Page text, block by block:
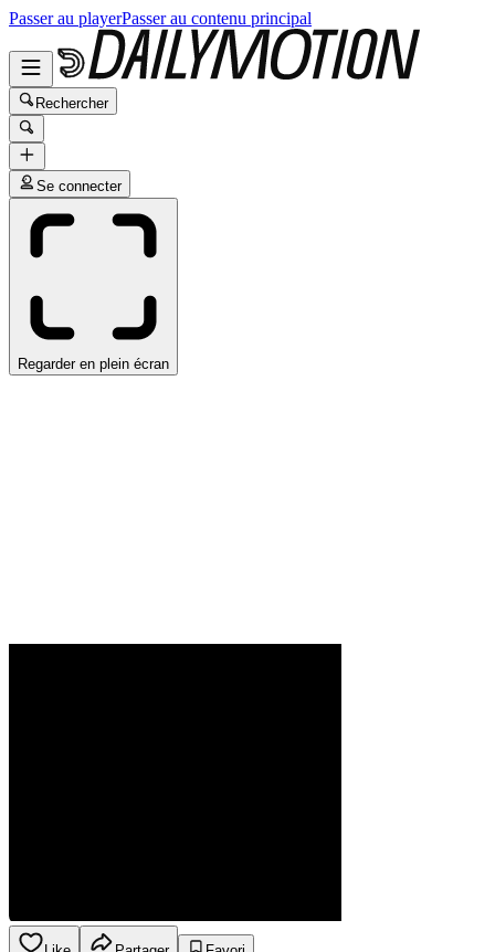
Passer au playerPasser au contenu principal
Rechercher
Se connecter
Regarder en plein écran